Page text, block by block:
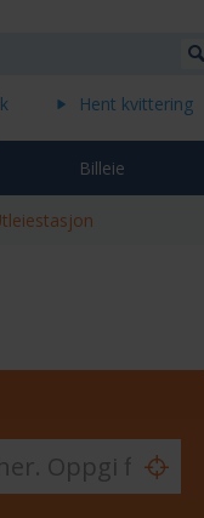
Hent kvittering
Billeie